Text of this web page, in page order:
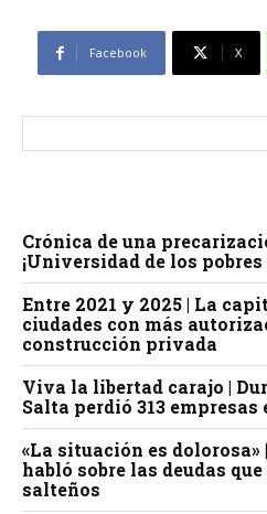
Facebook X
Crónica de una
¡Universidad de los
Entre 2021 y 2025 | La
ciudades con más
construcción privada
Viva la libertad carajo |
Salta perdió 313 empresas
«La situación es
habló sobre las deudas
salteños